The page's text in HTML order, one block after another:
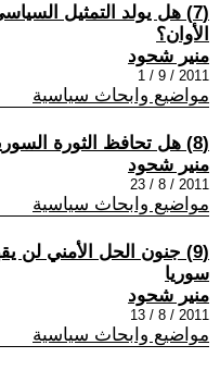
(7) هل يولد التمثيل
الأوان؟
منير شحود
2011 / 9 / 1
مواضيع وابحاث سياسية
(8) هل تحافظ الثورة السورية على سلميتها؟
منير شحود
2011 / 8 / 23
مواضيع وابحاث سياسية
(9) جنون الحل الأمني لن
سوريا
منير شحود
2011 / 8 / 13
مواضيع وابحاث سياسية